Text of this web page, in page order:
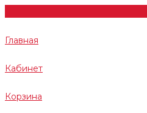
Главная
Кабинет
Корзина